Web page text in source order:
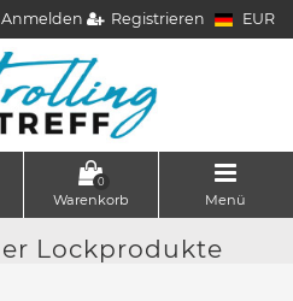
Anmelden Registrieren EUR
0
Warenkorb Menü
Lockprodukte